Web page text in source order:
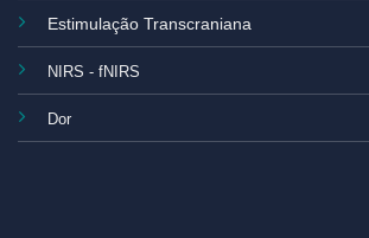
Estimulação Transcraniana
NIRS - fNIRS
Dor